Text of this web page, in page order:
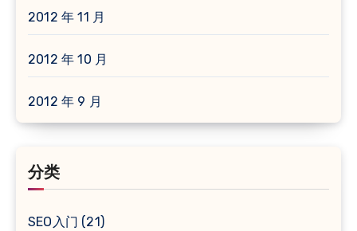
2012 年 11 月
2012 年 10 月
2012 年 9 月
分类
SEO入门 (21)